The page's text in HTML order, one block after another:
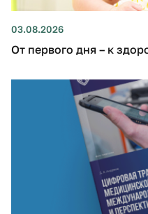
03.08.2026
От первого дня – к